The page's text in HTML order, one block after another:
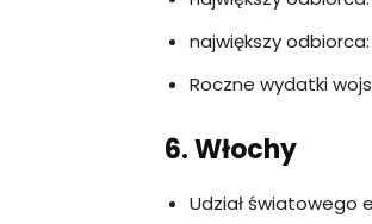
największy
Roczne wydatki
6. Włochy
Udział światowego